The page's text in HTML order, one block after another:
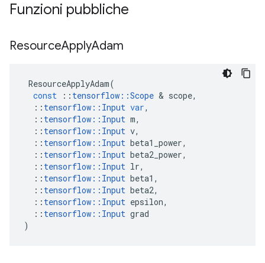
Funzioni pubbliche
ResourceApplyAdam
ResourceApplyAdam(
const
:: tensorflow ::Scope & scope,
:: tensorflow :: Input var,
:: tensorflow :: Input m,
:: tensorflow :: Input v,
:: tensorflow :: Input beta1_power,
:: tensorflow :: Input beta2_power,
:: tensorflow :: Input lr,
:: tensorflow :: Input beta1 ,
:: tensorflow :: Input beta2,
:: tensorflow :: Input epsilon,
:: tensorflow :: Input grad
)